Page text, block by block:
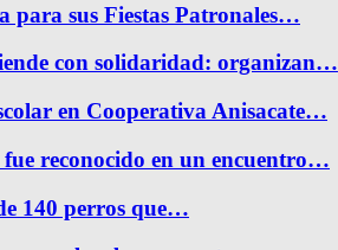
para sus Fiestas Patronales…
con solidaridad: organizan…
en Cooperativa Anisacate…
fue reconocido en un encuentro…
140 perros que…